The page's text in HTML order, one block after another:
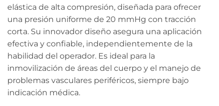
elástica de alta compresión, diseñada para ofrecer
una presión uniforme de 20 mmHg con tracción
corta. Su innovador diseño asegura una aplicación
efectiva y confiable, independientemente de la
habilidad del operador. Es ideal para la
inmovilización de áreas del cuerpo y el manejo de
problemas vasculares periféricos, siempre bajo
indicación médica.